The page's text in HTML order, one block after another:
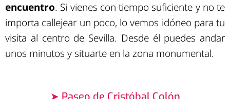
encuentro. Si vienes con tiempo suficiente y no te
importa callejear un poco, lo vemos idóneo para tu
visita al centro de Sevilla. Desde él puedes andar
unos minutos y situarte en la zona monumental.